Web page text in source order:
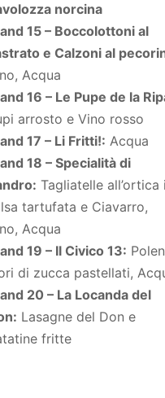
norcina
15 – Boccolottoni al
e Calzoni al
Acqua
16 – Le Pupe de la
arrosto e Vino rosso
17 – Li Fritti!: Acqua
18 – Specialità di
Tagliatelle all’ortica
tartufata e Ciavarro,
Acqua
19 – Il Civico 13:
di zucca pastellati,
20 – La Locanda del
Lasagne del Don e
fritte